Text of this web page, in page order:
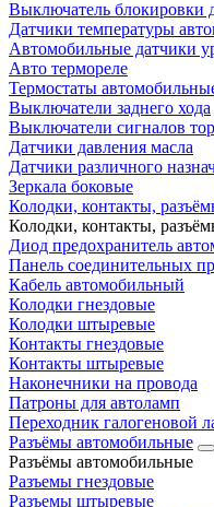
Выключатель блокировки
Датчики температуры
Автомобильные датчики
Авто термореле
Термостаты
Выключатели заднего хода
Выключатели сигналов
Датчики давления масла
Датчики различного
Зеркала боковые
Колодки, контакты,
Колодки, контакты,
Диод предохранитель
Панель соединительных
Кабель автомобильный
Колодки гнездовые
Колодки штыревые
Контакты гнездовые
Контакты штыревые
Наконечники на провода
Патроны для автоламп
Переходник галогеновой
Разъёмы автомобильные
Разъёмы автомобильные
Разъемы гнездовые
Разъемы штыревые